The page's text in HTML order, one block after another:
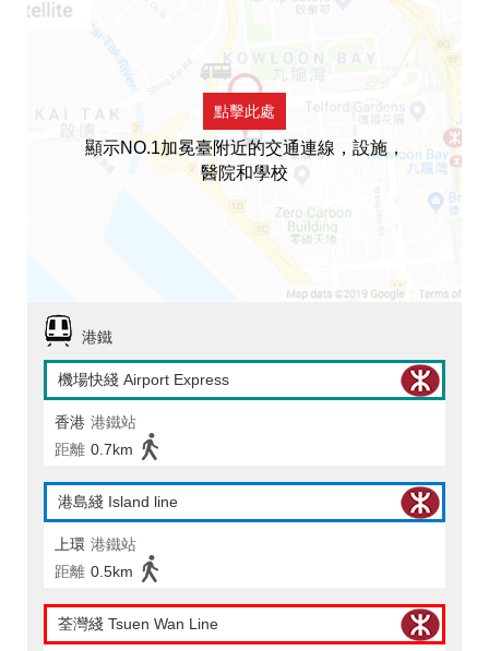
點擊此處
顯示NO.1加冕臺附近的交通連線，設施，
醫院和學校
港鐵
機場快綫 Airport Express
香港 港鐵站
距離 0.7km
港島綫 Island line
上環 港鐵站
距離 0.5km
荃灣綫 Tsuen Wan Line